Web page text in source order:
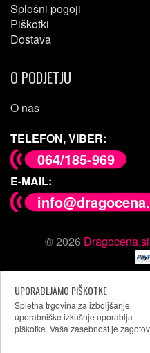
Splošni pogoji
Piškotki
Dostava
O PODJETJU
O nas
TELEFON, VIBER:
064/185-969
E-MAIL:
© 2026 Dragocena.si
UPORABLJAMO PIŠKOTKE
Spletna trgovina za izboljšanje
uporabniške izkušnje uporablja
piškotke. Vaša zasebnost je